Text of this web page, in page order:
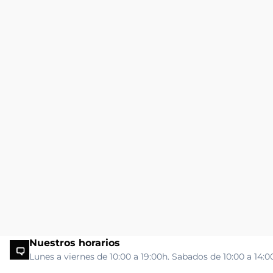
Nuestros horarios
Lunes a viernes de 10:00 a 19:00h. Sabados de 10:00 a